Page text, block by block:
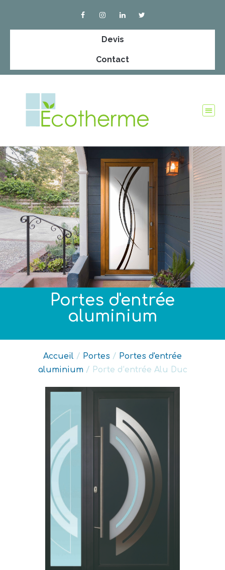
Devis
Contact
Portes d'entrée
aluminium
Accueil / Portes / Portes d'entrée
aluminium/ Porte d’entrée Alu Duc